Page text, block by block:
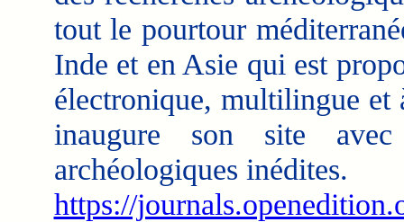
tout le pourtour
Inde et en Asie qui est
électronique, multilingue
inaugure son site
archéologiques inédites.
https://